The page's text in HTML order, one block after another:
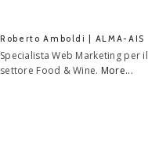
Roberto Amboldi | ALMA-AIS
Specialista Web Marketing per il
settore Food & Wine. More...